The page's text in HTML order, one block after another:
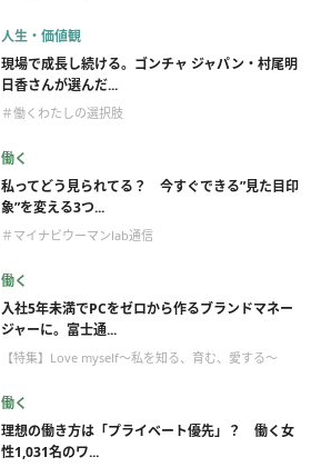
人生・価値観
現場で成長し続ける。ゴンチャ ジャパン・村尾明
日香さんが選んだ...
＃働くわたしの選択肢
働く
私ってどう見られてる？ 今すぐできる”見た目印
象”を変える3つ...
＃マイナビウーマンlab通信
働く
入社5年未満でPCをゼロから作るブランドマネー
ジャーに。富士通...
【特集】Love myself～私を知る、育む、愛する～
働く
理想の働き方は「プライベート優先」？ 働く女
性1,031名のワ...